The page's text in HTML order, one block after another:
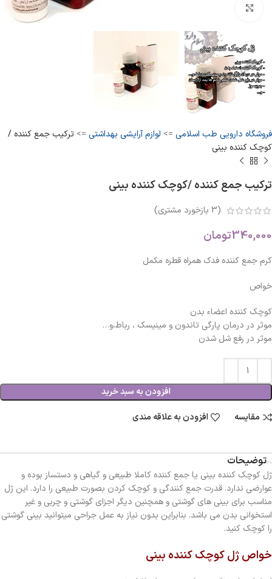
فروشگاه دارویی طب اسلامی => لوازم آرایشی بهداشتی => ترکیب جمع کننده /
کوچک کننده بینی
ترکیب جمع کننده /کوچک کننده بینی
(
3 بازخورد مشتری)
340,000تومان
کرم جمع کننده فدک همراه قطره مکمل
خواص
کوچک کننده اعضاء بدن
موثر در درمان پارگی تاندون و مینیسک ، رباط،و…
موثر در رفع شل شدن
افزودن به سبد خرید
مقایسه
افزودن به علاقه مندی
توضیحات
ژل کوچک کننده بینی یا جمع کننده کاملا طبیعی و گیاهی و دستساز بوده و
عوارضی ندارد. قدرت جمع کنندگی و کوچک کردن بصورت طبیعی را دارد. این ژل
مناسب برای بینی های گوشتی و همچنین دیگر اجزای گوشتی و چربی و غیر
استخوانی بدن می باشد. بنابراین بدون نیاز به عمل جراحی میتوانید بینی گوشتی
را کوچک کنید.
خواص ژل کوچک کننده بینی